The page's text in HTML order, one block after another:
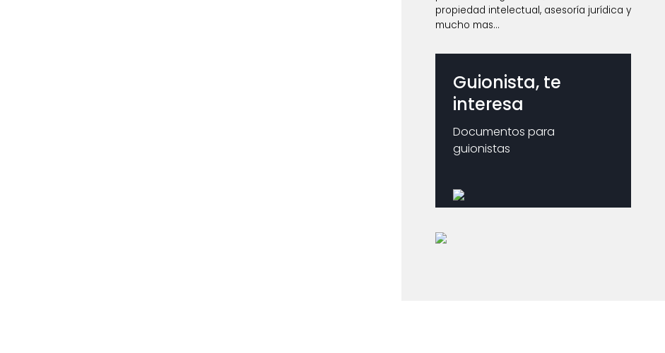
propiedad intelectual, asesoría jurídica y
mucho mas...
Guionista, te
interesa
Documentos para
guionistas